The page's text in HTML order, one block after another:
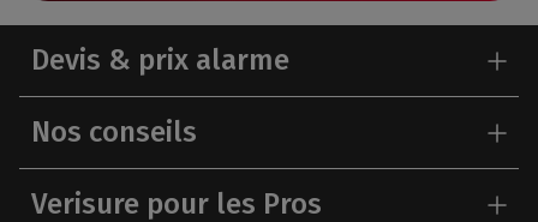
Devis & prix alarme
Nos conseils
Verisure pour les Pros